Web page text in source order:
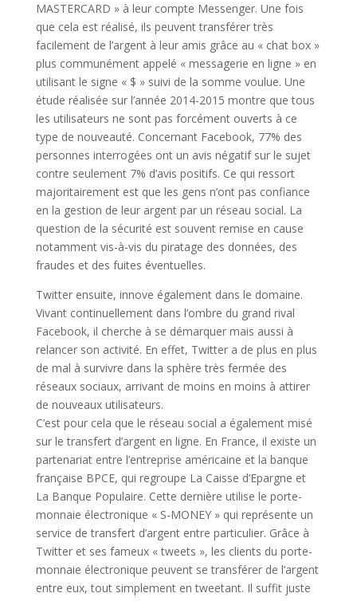
MASTERCARD » à leur compte Messenger. Une fois
que cela est réalisé, ils peuvent transférer très
facilement de l’argent à leur amis grâce au « chat box »
plus communément appelé « messagerie en ligne » en
utilisant le signe « $ » suivi de la somme voulue. Une
étude réalisée sur l’année 2014-2015 montre que tous
les utilisateurs ne sont pas forcément ouverts à ce
type de nouveauté. Concernant Facebook, 77% des
personnes interrogées ont un avis négatif sur le sujet
contre seulement 7% d’avis positifs. Ce qui ressort
majoritairement est que les gens n’ont pas confiance
en la gestion de leur argent par un réseau social. La
question de la sécurité est souvent remise en cause
notamment vis-à-vis du piratage des données, des
fraudes et des fuites éventuelles.
Twitter ensuite, innove également dans le domaine.
Vivant continuellement dans l’ombre du grand rival
Facebook, il cherche à se démarquer mais aussi à
relancer son activité. En effet, Twitter a de plus en plus
de mal à survivre dans la sphère très fermée des
réseaux sociaux, arrivant de moins en moins à attirer
de nouveaux utilisateurs.
C’est pour cela que le réseau social a également misé
sur le transfert d’argent en ligne. En France, il existe un
partenariat entre l’entreprise américaine et la banque
française BPCE, qui regroupe La Caisse d’Epargne et
La Banque Populaire. Cette dernière utilise le porte-
monnaie électronique « S-MONEY » qui représente un
service de transfert d’argent entre particulier. Grâce à
Twitter et ses fameux « tweets », les clients du porte-
monnaie électronique peuvent se transférer de l’argent
entre eux, tout simplement en tweetant. Il suffit juste